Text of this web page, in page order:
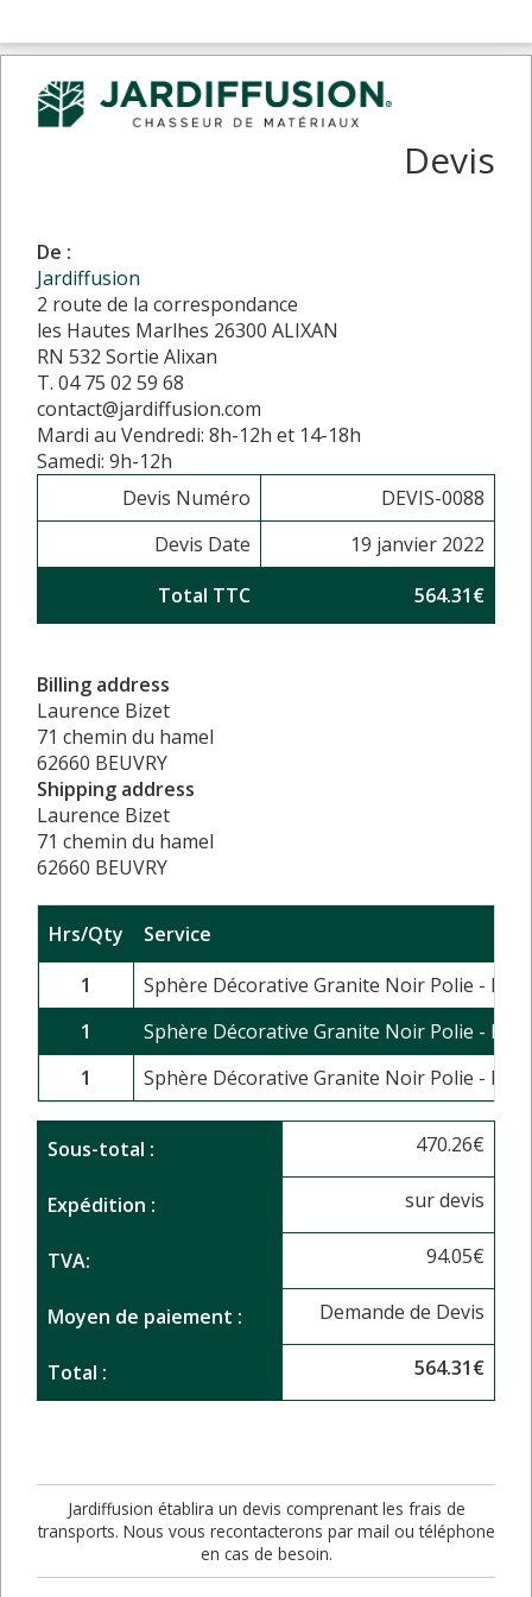
Devis
De :
Jardiffusion
2 route de la correspondance
les Hautes Marlhes 26300 ALIXAN
RN 532 Sortie Alixan
T. 04 75 02 59 68
contact@jardiffusion.com
Mardi au Vendredi: 8h-12h et 14-18h
Samedi: 9h-12h
Devis Numéro
DEVIS-0088
Devis Date
19 janvier 2022
Total TTC
564.31€
Billing address
Laurence Bizet
71 chemin du hamel
62660 BEUVRY
Shipping address
Laurence Bizet
71 chemin du hamel
62660 BEUVRY
Hrs/Qty
Service
1
Sphère Décorative Granite Noir Polie -
1
Sphère Décorative Granite Noir Polie -
1
Sphère Décorative Granite Noir Polie -
Sous-total : 470.26€
Expédition : sur devis
TVA: 94.05€
Moyen de paiement : Demande de Devis
Total : 564.31€
Jardiffusion établira un devis comprenant les frais de
transports. Nous vous recontacterons par mail ou téléphone
en cas de besoin.